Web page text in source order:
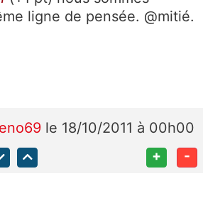
ligne de pensée. @mitié.
le 18/10/2011 à 00h00
+ -